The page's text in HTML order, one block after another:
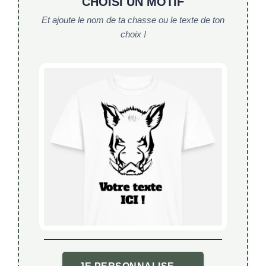
Et ajoute le nom de ta chasse ou le texte de ton
choix !